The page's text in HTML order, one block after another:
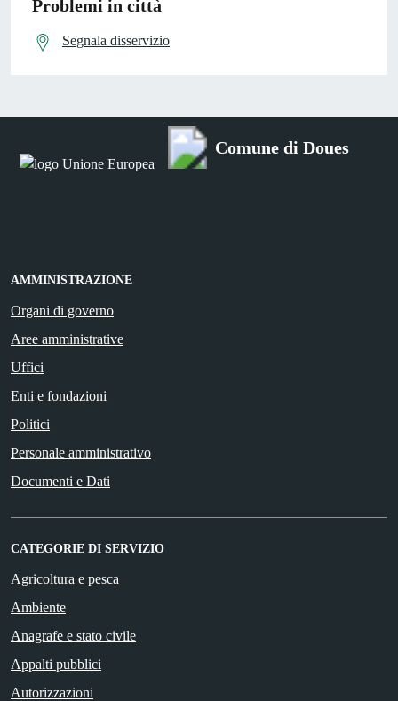
Problemi in città
Segnala disservizio
Comune di Doues
AMMINISTRAZIONE
Organi di governo
Aree amministrative
Uffici
Enti e fondazioni
Politici
Personale amministrativo
Documenti e Dati
CATEGORIE DI SERVIZIO
Agricoltura e pesca
Ambiente
Anagrafe e stato civile
Appalti pubblici
Autorizzazioni